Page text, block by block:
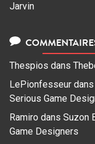
Jarvin
Thespios dans
LePionfesseur dans
Serious Game
Ramiro dans Suzon
Game Designers